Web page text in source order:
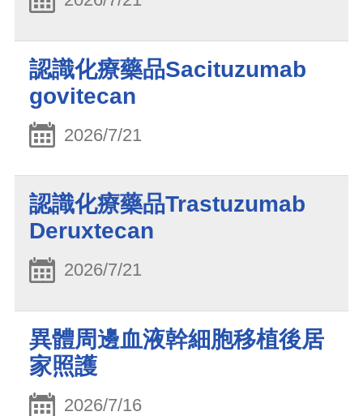
認識化療藥品Sacituzumab
govitecan
2026/7/21
認識化療藥品Trastuzumab
Deruxtecan
2026/7/21
異體周邊血液幹細胞移植後居
家照護
2026/7/16